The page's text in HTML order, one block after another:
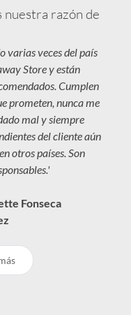
nuestra razón de
varias veces del país
Store y están
Cumplen
prometen, nunca me
mal y siempre
del cliente aún
otros países. Son
Fonseca